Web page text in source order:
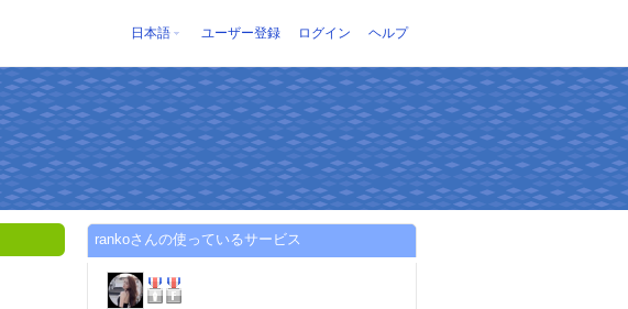
日本語 ユーザー登録 ログイン ヘルプ
rankoさんの使っているサービス